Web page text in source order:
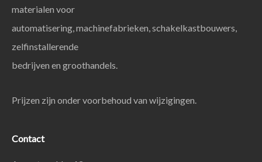
materialen voor
automatisering, machinefabrieken, schakelkastbouwers,
zelfinstallerende
bedrijven en groothandels.
Prijzen zijn onder voorbehoud van wijzigingen.
Contact